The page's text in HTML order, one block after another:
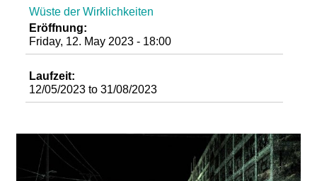
Wüste der Wirklichkeiten
Eröffnung:
Friday, 12. May 2023 - 18:00
Laufzeit:
12/05/2023 to31/08/2023